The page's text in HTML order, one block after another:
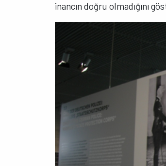
inancın doğru olmadığını